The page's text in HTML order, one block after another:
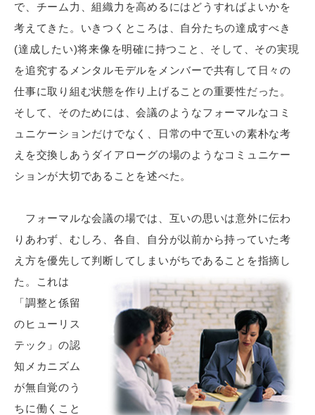
で、チーム力、組織力を高めるにはどうすればよいかを
考えてきた。いきつくところは、自分たちの達成すべき
(達成したい)将来像を明確に持つこと、そして、その実現
を追究するメンタルモデルをメンバーで共有して日々の
仕事に取り組む状態を作り上げることの重要性だった。
そして、そのためには、会議のようなフォーマルなコミ
ュニケーションだけでなく、日常の中で互いの素朴な考
えを交換しあうダイアローグの場のようなコミュニケー
ションが大切であることを述べた。
フォーマルな会議の場では、互いの思いは意外に伝わ
りあわず、むしろ、各自、自分が以前から持っていた考
え方を優先して判断してしまいがちであることを指摘し
た。
これは
「調整と係留
のヒューリス
テック」の認
知メカニズム
が無自覚のう
ちに働くこと